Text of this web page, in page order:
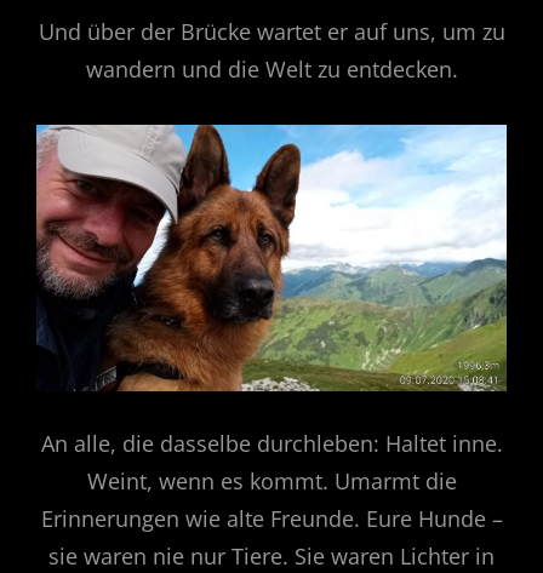
Und über der Brücke wartet er auf uns, um zu
wandern und die Welt zu entdecken.
An alle, die dasselbe durchleben: Haltet inne.
Weint, wenn es kommt. Umarmt die
Erinnerungen wie alte Freunde. Eure Hunde –
sie waren nie nur Tiere. Sie waren Lichter in